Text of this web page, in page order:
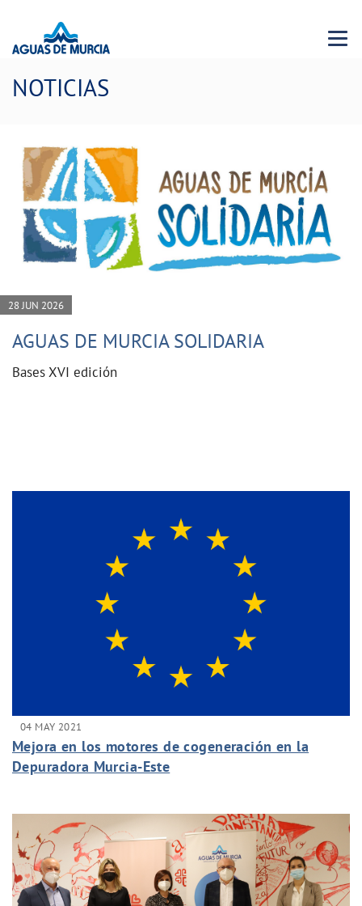
Menu
NOTICIAS
28 JUN 2026
AGUAS DE MURCIA SOLIDARIA
Bases XVI edición
04 MAY 2021
Mejora en los motores de cogeneración en la
Depuradora Murcia-Este